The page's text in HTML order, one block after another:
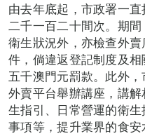
由去年底起，市政署一
二千一百二十間次。期
衛生狀況外，亦檢查外
件，倘違返登記制度及
五千澳門元罰款。此外
外賣平台舉辦講座，講
生指引、日常營運的衛
事項等，提升業界的食安